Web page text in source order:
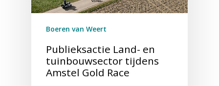
Boeren van Weert
Publieksactie Land- en
tuinbouwsector tijdens
Amstel Gold Race